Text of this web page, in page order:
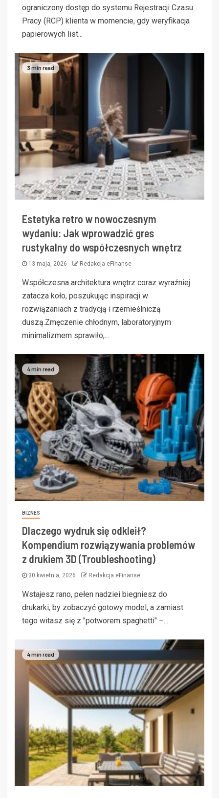
ograniczony dostęp do systemu Rejestracji Czasu
Pracy (RCP) klienta w momencie, gdy weryfikacja
papierowych list...
3 min read
Estetyka retro w nowoczesnym
wydaniu: Jak wprowadzić gres
rustykalny do współczesnych wnętrz
13 maja, 2026 Redakcja eFinanse
Współczesna architektura wnętrz coraz wyraźniej
zatacza koło, poszukując inspiracji w
rozwiązaniach z tradycją i rzemieślniczą
duszą.Zmęczenie chłodnym, laboratoryjnym
minimalizmem sprawiło,...
4 min read
BIZNES
Dlaczego wydruk się odkleił?
Kompendium rozwiązywania problemów
z drukiem 3D (Troubleshooting)
30 kwietnia, 2026 Redakcja eFinanse
Wstajesz rano, pełen nadziei biegniesz do
drukarki, by zobaczyć gotowy model, a zamiast
tego witasz się z "potworem spaghetti" –...
4 min read